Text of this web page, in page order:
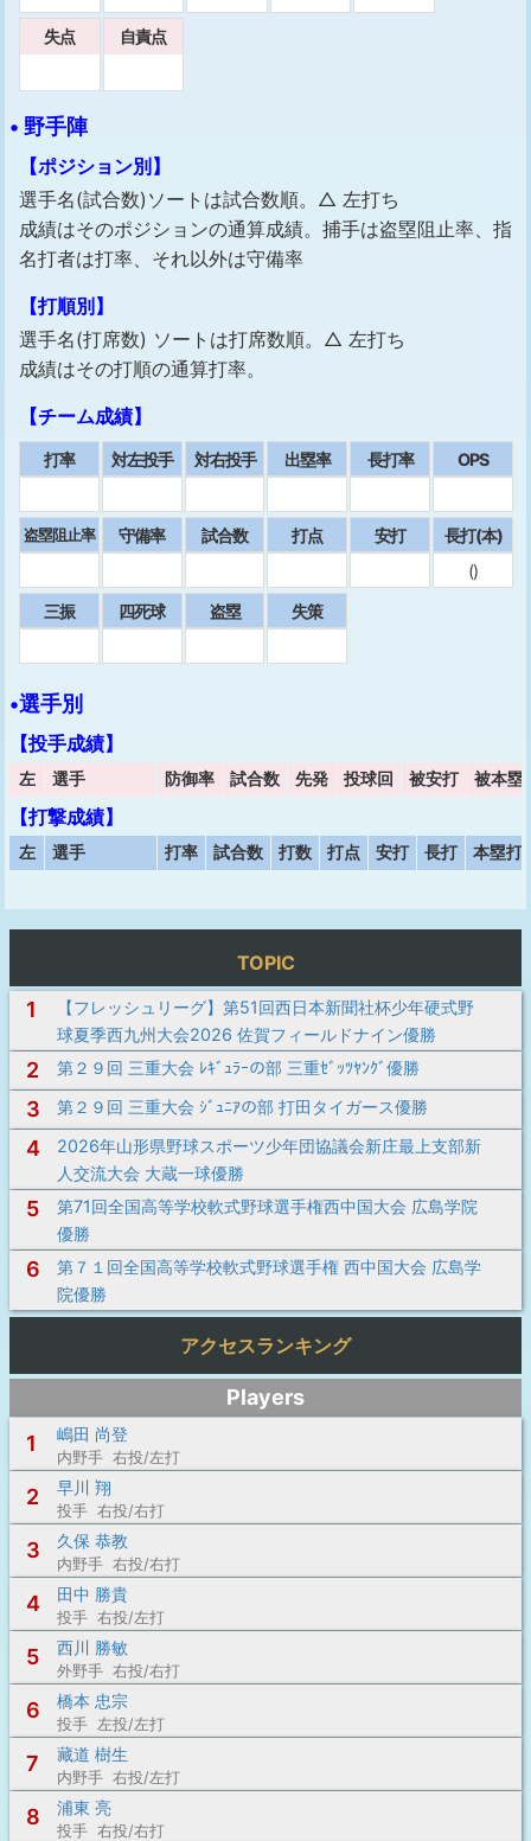
失点 自責点
• 野手陣
【ポジション別】
選手名(試合数)ソートは試合数順。△ 左打ち
成績はそのポジションの通算成績。捕手は盗塁阻止率、指
名打者は打率、それ以外は守備率
【打順別】
選手名(打席数) ソートは打席数順。△ 左打ち
成績はその打順の通算打率。
【チーム成績】
打率 対左投手 対右投手 出塁率 ⻑打率 OPS
盗塁阻止率 守備率 試合数 打点 安打
⻑打(本)
()
三振
四死球 盗塁 失策
•選手別
【投手成績】
左 選手 防御率 試合数 先発 投球回 被安打 被本塁
【打撃成績】
左 選手 打率 試合数 打数 打点 安打 長打 本塁打
TOPIC
1
【フレッシュリーグ】第51回西日本新聞社杯少年硬式野
球夏季西九州大会2026 佐賀フィールドナイン優勝
2 第２９回 三重大会 ﾚｷﾞｭﾗｰの部 三重ｾﾞｯﾂﾔﾝｸﾞ優勝
3 第２９回 三重大会 ｼﾞｭﾆｱの部 打田タイガース優勝
4
2026年山形県野球スポーツ少年団協議会新庄最上支部新
人交流大会 大蔵一球優勝
5
第71回全国高等学校軟式野球選手権西中国大会 広島学院
優勝
6
第７１回全国高等学校軟式野球選手権 西中国大会 広島学
院優勝
アクセスランキング
Players
1
嶋田 尚登
内野手 右投/左打
2 早川 翔
投手 右投/右打
3 久保 恭教
内野手 右投/右打
4 田中 勝貴
投手 右投/左打
5 西川 勝敏
外野手 右投/右打
6 橋本 忠宗
投手 左投/左打
7 藏道 樹生
内野手 右投/左打
8 浦東 亮
投手 右投/右打